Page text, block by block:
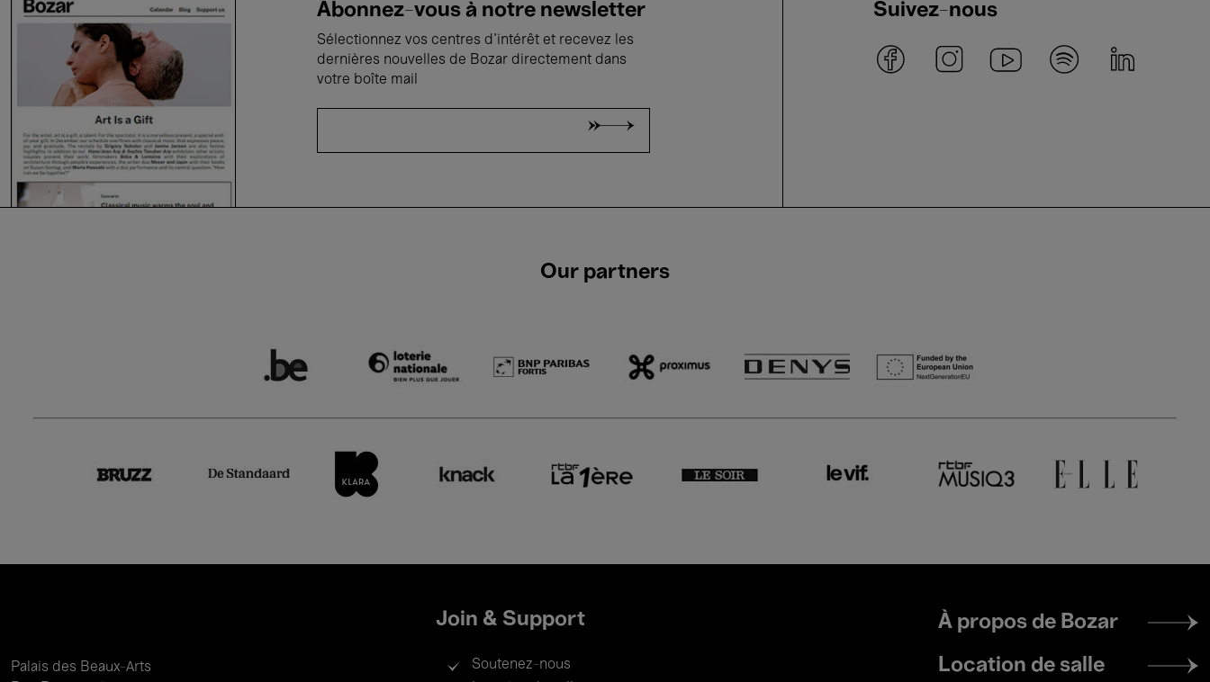
Abonnez-vous à notre newsletter
Sélectionnez vos centres d'intérêt et recevez les
dernières nouvelles de Bozar directement dans
votre boîte mail
Suivez-nous
Our partners
Palais des Beaux-Arts
Join & Support
Soutenez-nous
Footer
menu
À propos de Bozar
Location de salle